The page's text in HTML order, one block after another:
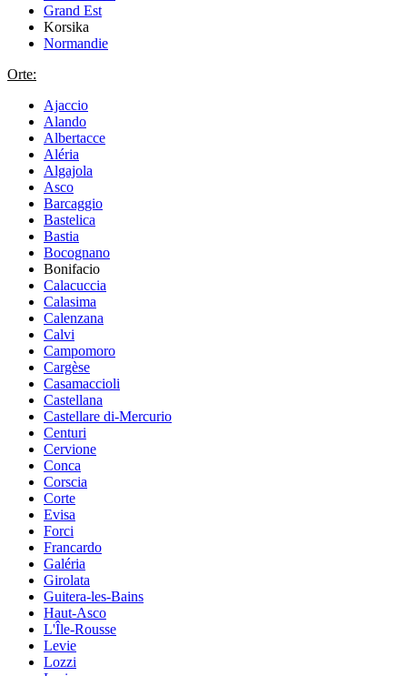
Grand Est
Korsika
Normandie
Orte:
Ajaccio
Alando
Albertacce
Aléria
Algajola
Asco
Barcaggio
Bastelica
Bastia
Bocognano
Bonifacio
Calacuccia
Calasima
Calenzana
Calvi
Campomoro
Cargèse
Casamaccioli
Castellana
Castellare di-Mercurio
Centuri
Cervione
Conca
Corscia
Corte
Evisa
Forci
Francardo
Galéria
Girolata
Guitera-les-Bains
Haut-Asco
L'Île-Rousse
Levie
Lozzi